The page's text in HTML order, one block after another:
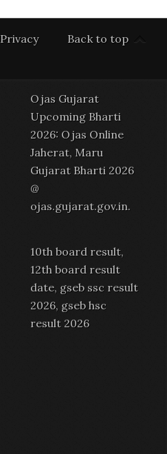
Back to top
Privacy
Ojas Gujarat
Upcoming Bharti
2026: Ojas Online
Jaherat, Maru
Gujarat Bharti 2026
@
ojas.gujarat.gov.in.
10th board result,
12th board result
date, gseb ssc result
2026, gseb hsc
result 2026